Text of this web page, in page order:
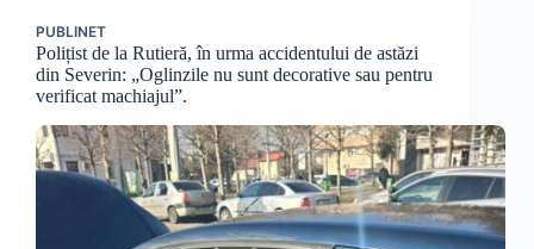
PUBLINET
Polițist de la Rutieră, în urma accidentului de astăzi
din Severin: „Oglinzile nu sunt decorative sau pentru
verificat machiajul”.